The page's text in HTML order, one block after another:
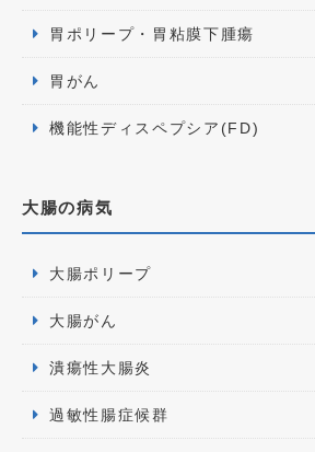
胃ポリープ・胃粘膜下腫瘍
胃がん
機能性ディスペプシア(FD)
大腸の病気
大腸ポリープ
大腸がん
潰瘍性大腸炎
過敏性腸症候群